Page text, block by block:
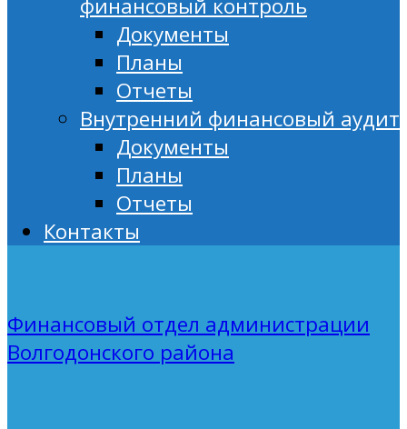
финансовый контроль
Документы
Планы
Отчеты
Внутренний финансовый аудит
Документы
Планы
Отчеты
Контакты
Финансовый отдел администрации
Волгодонского района